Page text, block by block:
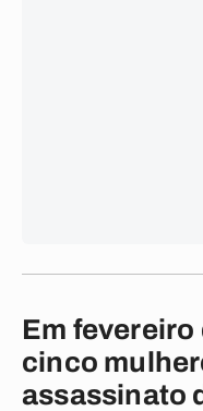
Em
cinco
assassinato